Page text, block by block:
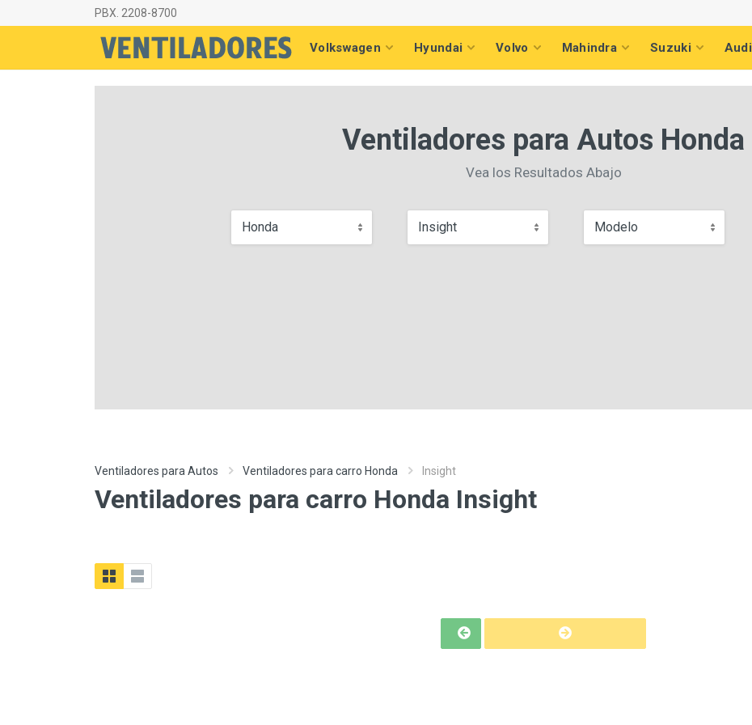
PBX. 2208-8700
Volkswagen Hyundai Volvo Mahindra Suzuki Audi
Ventiladores para Autos Honda
Vea los Resultados Abajo
Honda Insight Modelo
Ventiladores para Autos Ventiladores para carro Honda Insight
Ventiladores para carro Honda Insight